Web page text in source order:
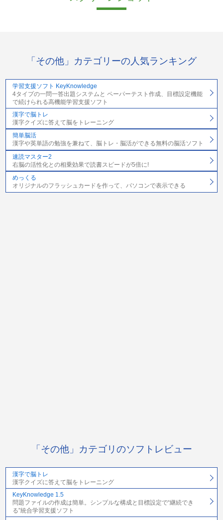
「その他」カテゴリーの人気ランキング
学習支援ソフト KeyKnowledge
4タイプの一問一答出題システムと ペーパーテスト作成、目標設定機能
で続けられる高機能学習支援ソフト
漢字で脳トレ
漢字クイズに答えて脳をトレーニング
簡単脳活
漢字や英単語の勉強を兼ねて、脳トレ・脳活ができる無料の脳活ソフト
速読マスター2
右脳の活性化との相乗効果で読書スピードが5倍に!
めっくる
オリジナルのフラッシュカードを作って、パソコンで表示できる
「その他」カテゴリのソフトレビュー
漢字で脳トレ
漢字クイズに答えて脳をトレーニング
KeyKnowledge 1.5
問題ファイルの作成は簡単。シンプルな構成と目標設定で“継続でき
る”統合学習支援ソフト